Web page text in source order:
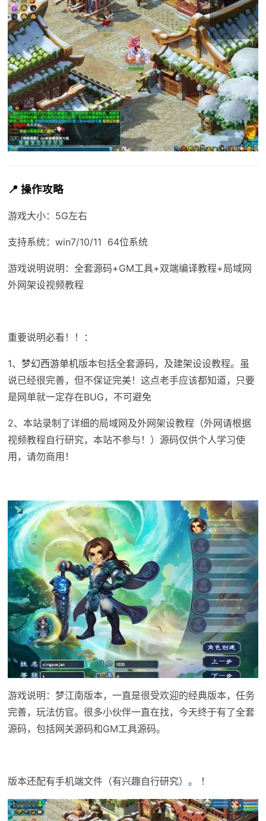
📍 操作攻略
游戏大小：5G左右
支持系统：win7/10/11 64位系统
游戏说明说明：全套源码+GM工具+双端编译教程+局域网
外网架设视频教程
重要说明必看！！：
1、 梦幻西游单机版本包括全套源码，及建架设设教程。虽
说已经很完善，但不保证完美！这点老手应该都知道，只要
是网单就一定存在BUG，不可避免
2、本站录制了详细的局域网及外网架设教程（外网请根据
视频教程自行研究，本站不参与！）源码仅供个人学习使
用，请勿商用！
游戏说明：梦江南版本，一直是很受欢迎的经典版本，任务
完善，玩法仿官。很多小伙伴一直在找，今天终于有了全套
源码，包括网关源码和GM工具源码。
版本还配有手机端文件（有兴趣自行研究）。 ！